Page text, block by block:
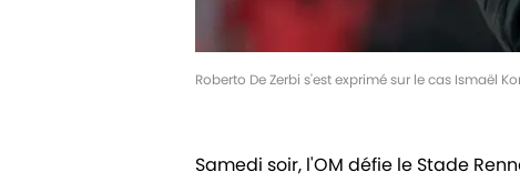
Roberto De Zerbi s'est exprimé sur le cas Ismaël
Samedi soir, l'OM défie le Stade